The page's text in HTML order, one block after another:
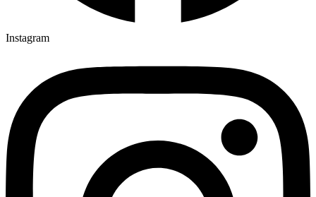
Instagram